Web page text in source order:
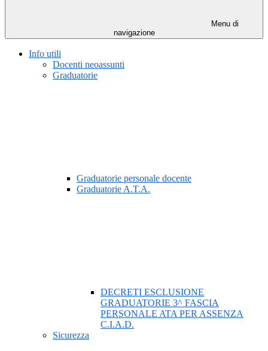
Menu di
navigazione
Info utili
Docenti neoassunti
Graduatorie
Graduatorie personale docente
Graduatorie A.T.A.
DECRETI ESCLUSIONE
GRADUATORIE 3^ FASCIA
PERSONALE ATA PER ASSENZA
C.I.A.D.
Sicurezza